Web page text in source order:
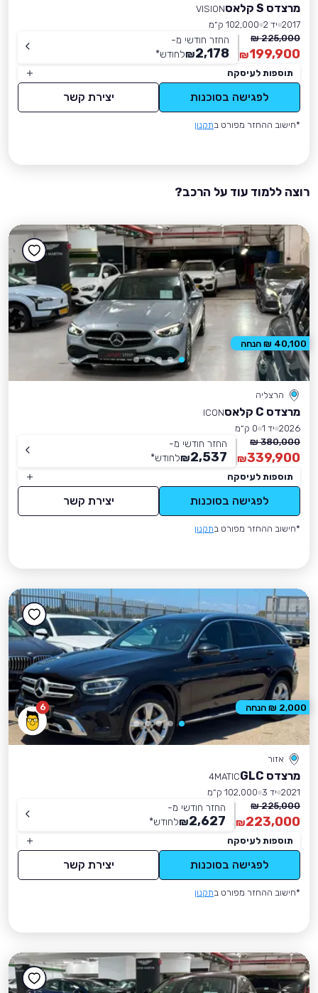
מרצדס S קלאס
VISION
2017 יד 2
102,000 ק״מ
225,000 ₪
199,900
₪
החזר חודשי מ-
2,178
₪לחודש*
תוספות לעיסקה
לפגישה בסוכנות יצירת קשר
*חישוב ההחזר מפורט בתקנון
רוצה ללמוד עוד על הרכב?
הרצליה
מרצדס C קלאס
ICON
2026 יד 1
0 ק״מ
380,000 ₪
339,900
₪
החזר חודשי מ-
2,537
₪לחודש*
תוספות לעיסקה
לפגישה בסוכנות יצירת קשר
*חישוב ההחזר מפורט בתקנון
40,100 ₪ הנחה
6
אזור
מרצדס GLC
4MATIC
2021 יד 3
102,000 ק״מ
225,000 ₪
223,000
₪
החזר חודשי מ-
2,627
₪לחודש*
תוספות לעיסקה
לפגישה בסוכנות יצירת קשר
*חישוב ההחזר מפורט בתקנון
2,000 ₪ הנחה